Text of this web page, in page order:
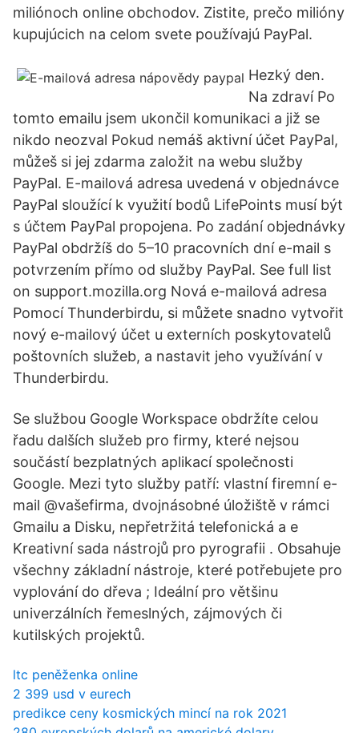
miliónoch online obchodov. Zistite, prečo milióny
kupujúcich na celom svete používajú PayPal.
Hezký den.
Na zdraví Po
tomto emailu jsem ukončil komunikaci a již se
nikdo neozval Pokud nemáš aktivní účet PayPal,
můžeš si jej zdarma založit na webu služby
PayPal. E-mailová adresa uvedená v objednávce
PayPal sloužící k využití bodů LifePoints musí být
s účtem PayPal propojena. Po zadání objednávky
PayPal obdržíš do 5–10 pracovních dní e-mail s
potvrzením přímo od služby PayPal. See full list
on support.mozilla.org Nová e-mailová adresa
Pomocí Thunderbirdu, si můžete snadno vytvořit
nový e-mailový účet u externích poskytovatelů
poštovních služeb, a nastavit jeho využívání v
Thunderbirdu.
Se službou Google Workspace obdržíte celou
řadu dalších služeb pro firmy, které nejsou
součástí bezplatných aplikací společnosti
Google. Mezi tyto služby patří: vlastní firemní e-
mail @vašefirma, dvojnásobné úložiště v rámci
Gmailu a Disku, nepřetržitá telefonická a e
Kreativní sada nástrojů pro pyrografii . Obsahuje
všechny základní nástroje, které potřebujete pro
vyplování do dřeva ; Ideální pro většinu
univerzálních řemeslných, zájmových či
kutilských projektů.
ltc peněženka online
2 399 usd v eurech
predikce ceny kosmických mincí na rok 2021